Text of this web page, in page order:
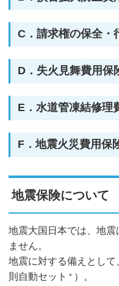
C．請求権の保全・
D．失火見舞費用保
E．水道管凍結修理
F．地震火災費用保
地震保険について
地震大国日本では、地
ません。
地震に対する備えとし
則自動セット ＊ ）。